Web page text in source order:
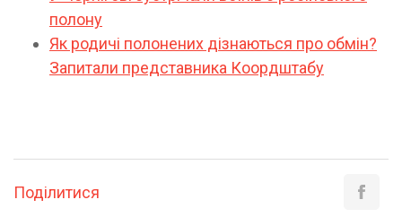
полону
Як родичі полонених дізнаються про обмін?
Запитали представника Коордштабу
Поділитися